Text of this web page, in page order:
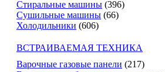
Стиральные машины (396)
Сушильные машины (66)
Холодильники (606)
ВСТРАИВАЕМАЯ ТЕХНИКА
Варочные газовые панели (217)